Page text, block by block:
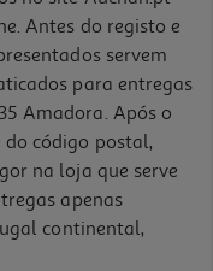
Antes do registo e
servem
para entregas
Amadora. Após o
código postal,
na loja que serve
apenas
continental,